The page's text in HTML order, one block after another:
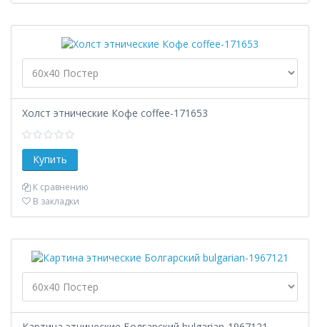
Холст этнические Кофе coffee-171653
К сравнению
В закладки